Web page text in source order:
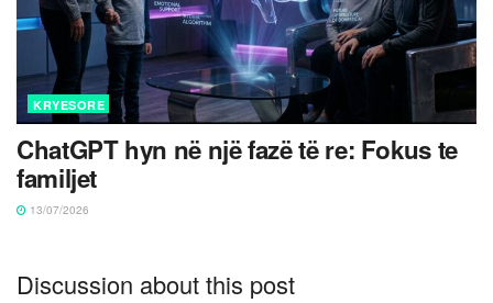
KRYESORE
ChatGPT hyn në një fazë të re: Fokus te
familjet
13/07/2026
Discussion about this post